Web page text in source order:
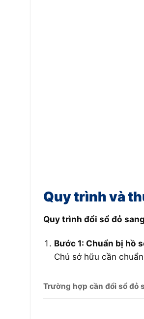
Quy trình và
Quy trình đổi sổ đỏ
Bước 1: Chuẩn bị hồ
Chủ sở hữu cần
Trường hợp cần đổi sổ đỏ